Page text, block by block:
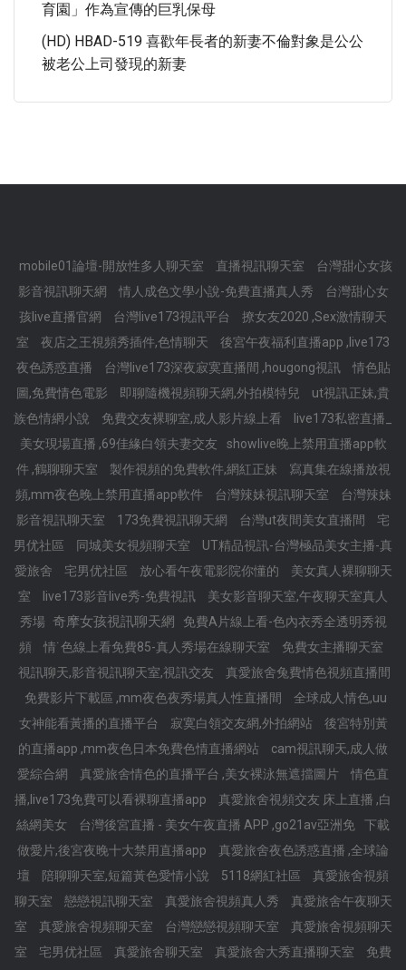
育園」作為宣傳的巨乳保母
(HD) HBAD-519 喜歡年長者的新妻不倫對象是公公
被老公上司發現的新妻
mobile01論壇-開放性多人聊天室 直播視訊聊天室
台灣甜心女孩
影音視訊聊天網
情人成色文學小說-免費直播真人秀
台灣甜心女
孩live直播官網
台灣live173視訊平台
撩女友2020 ,Sex激情聊天
室
夜店之王視頻秀插件,色情聊天
後宮午夜福利直播app ,live173
夜色誘惑直播
台灣live173深夜寂寞直播間 ,hougong視訊
情色貼
圖,免費情色電影
即聊隨機視頻聊天網,外拍模特兒
ut視訊正妹,貴
族色情網小說
免費交友裸聊室,成人影片線上看
live173私密直播_
美女現場直播 ,69佳緣白領夫妻交友
showlive晚上禁用直播app軟
件 ,鶴聊聊天室
製作視頻的免費軟件,網紅正妹
寫真集在線播放視
頻,mm夜色晚上禁用直播app軟件
台灣辣妹視訊聊天室
台灣辣妹
影音視訊聊天室
173免費視訊聊天網 台灣ut夜間美女直播間
宅
男优社區
同城美女視頻聊天室
UT精品視訊-台灣極品美女主播-真
愛旅舍
宅男优社區 放心看午夜電影院你懂的
美女真人裸聊聊天
室
live173影音live秀-免費視訊
美女影音聊天室,午夜聊天室真人
秀場 奇摩女孩視訊聊天網
免費A片線上看-色內衣秀全透明秀視
頻
情˙色線上看免費85-真人秀場在線聊天室
免費女主播聊天室
視訊聊天,影音視訊聊天室,視訊交友
真愛旅舍兔費情色視頻直播間
免費影片下載區 ,mm夜色夜秀場真人性直播間
全球成人情色,uu
女神能看黃播的直播平台
寂寞白領交友網,外拍網站
後宮特別黃
的直播app ,mm夜色日本免費色情直播網站
cam視訊聊天,成人做
愛綜合網
真愛旅舍情色的直播平台 ,美女裸泳無遮擋圖片
情色直
播,live173免費可以看裸聊直播app
真愛旅舍視頻交友 床上直播 ,白
絲網美女
台灣後宮直播 - 美女午夜直播 APP ,go21av亞洲免
下載
做愛片,後宮夜晚十大禁用直播app
真愛旅舍夜色誘惑直播 ,全球論
壇
陪聊聊天室,短篇黃色愛情小說 5118網紅社區
真愛旅舍視頻
聊天室
戀戀視訊聊天室 真愛旅舍視頻真人秀
真愛旅舍午夜聊天
室
真愛旅舍視頻聊天室 台灣戀戀視頻聊天室
真愛旅舍視頻聊天
室
宅男优社區 真愛旅舍聊天室 真愛旅舍大秀直播聊天室 免費